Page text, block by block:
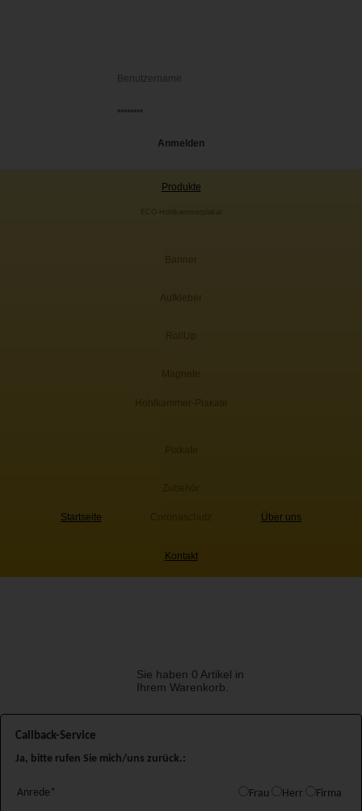
Startseite
Produkte
Banner
Über uns
Kontakt
Sie haben 0 Artikel in
Ihrem Warenkorb.
Callback-Service
Ja, bitte rufen Sie mich/uns zurück.:
Anrede* Frau Herr
Firma